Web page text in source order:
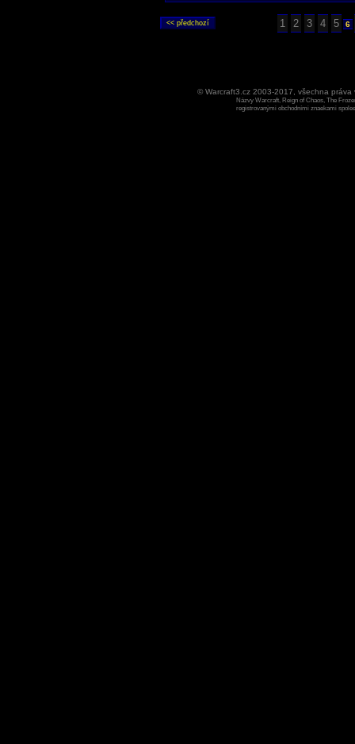
1 2 3 4 5 6
© Warcraft3.cz 2003-2017, všechna
Názvy Warcraft, Reign of Chaos, The
registrovanými obchodními znaekami